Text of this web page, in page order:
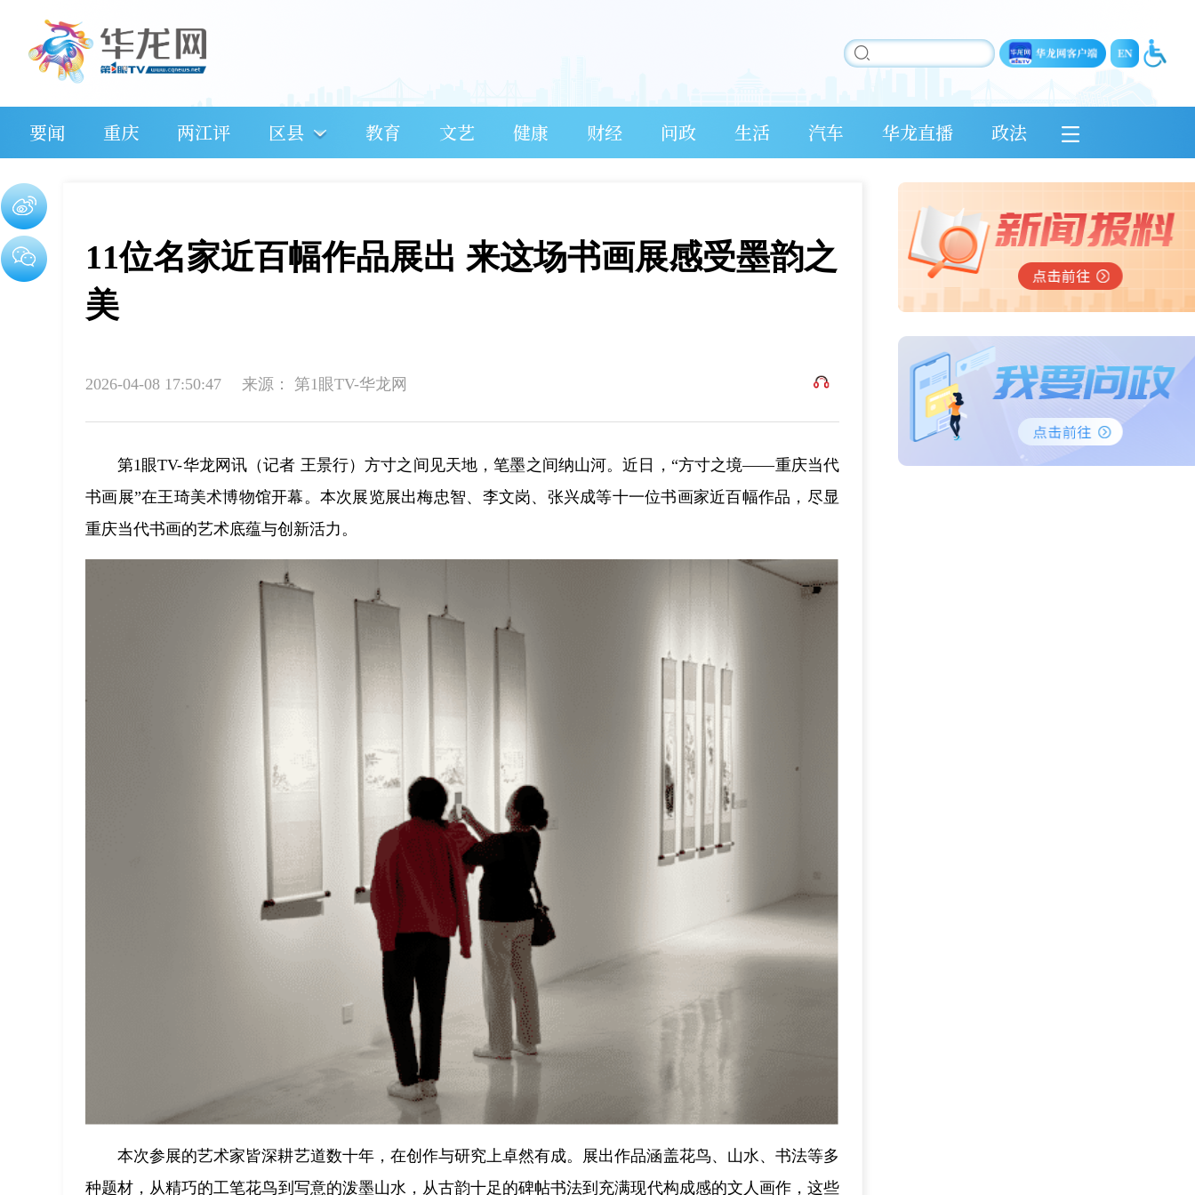
要闻 重庆 两江评 区县 教育 文艺 健康 财经 问政 生活 汽车 华龙直播 政法
11位名家近百幅作品展出 来这场书画展感受墨韵之
美
2026-04-08 17:50:47 来源： 第1眼TV-华龙网
第1眼TV-华龙网讯（记者 王景行）方寸之间见天地，笔墨之间纳山河。近日，“方寸之境——重庆当代
书画展”在王琦美术博物馆开幕。本次展览展出梅忠智、李文岗、张兴成等十一位书画家近百幅作品，尽显
重庆当代书画的艺术底蕴与创新活力。
本次参展的艺术家皆深耕艺道数十年，在创作与研究上卓然有成。展出作品涵盖花鸟、山水、书法等多
种题材，从精巧的工笔花鸟到写意的泼墨山水，从古韵十足的碑帖书法到充满现代构成感的文人画作，这些